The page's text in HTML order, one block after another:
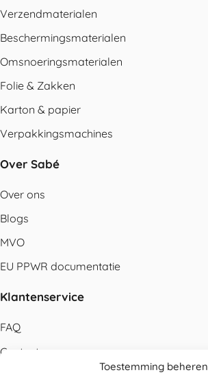
Toestemming beheren
Verzendmaterialen
Beschermingsmaterialen
Omsnoeringsmaterialen
Folie & Zakken
Karton & papier
Verpakkingsmachines
Over Sabé
Over ons
Blogs
MVO
EU PPWR documentatie
Klantenservice
FAQ
Contact